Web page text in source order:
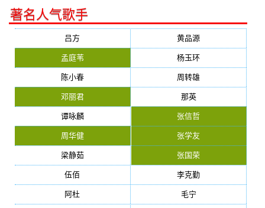
著名人气歌手
吕方 黄品源
孟庭苇 杨玉环
陈小春 周转雄
邓丽君 那英
谭咏麟 张信哲
周华健 张学友
梁静茹 张国荣
伍佰 李克勤
阿杜 毛宁